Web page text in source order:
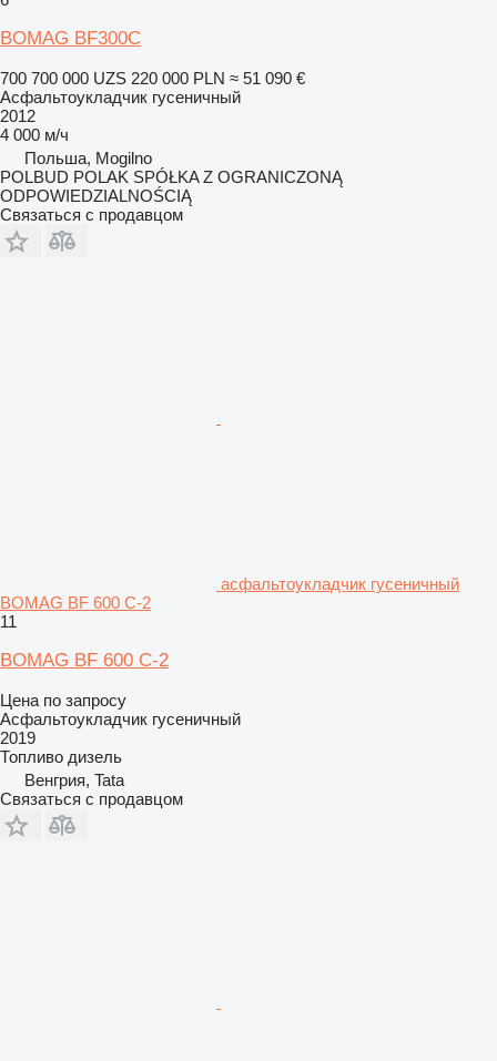
BOMAG BF300C
700 700 000 UZS 220 000 PLN ≈ 51 090 €
Асфальтоукладчик гусеничный
2012
4 000 м/ч
Польша, Mogilno
POLBUD POLAK SPÓŁKA Z OGRANICZONĄ
ODPOWIEDZIALNOŚCIĄ
Связаться с продавцом
асфальтоукладчик гусеничный
BOMAG BF 600 C-2
11
BOMAG BF 600 C-2
Цена по запросу
Асфальтоукладчик гусеничный
2019
Топливо дизель
Венгрия, Tata
Связаться с продавцом